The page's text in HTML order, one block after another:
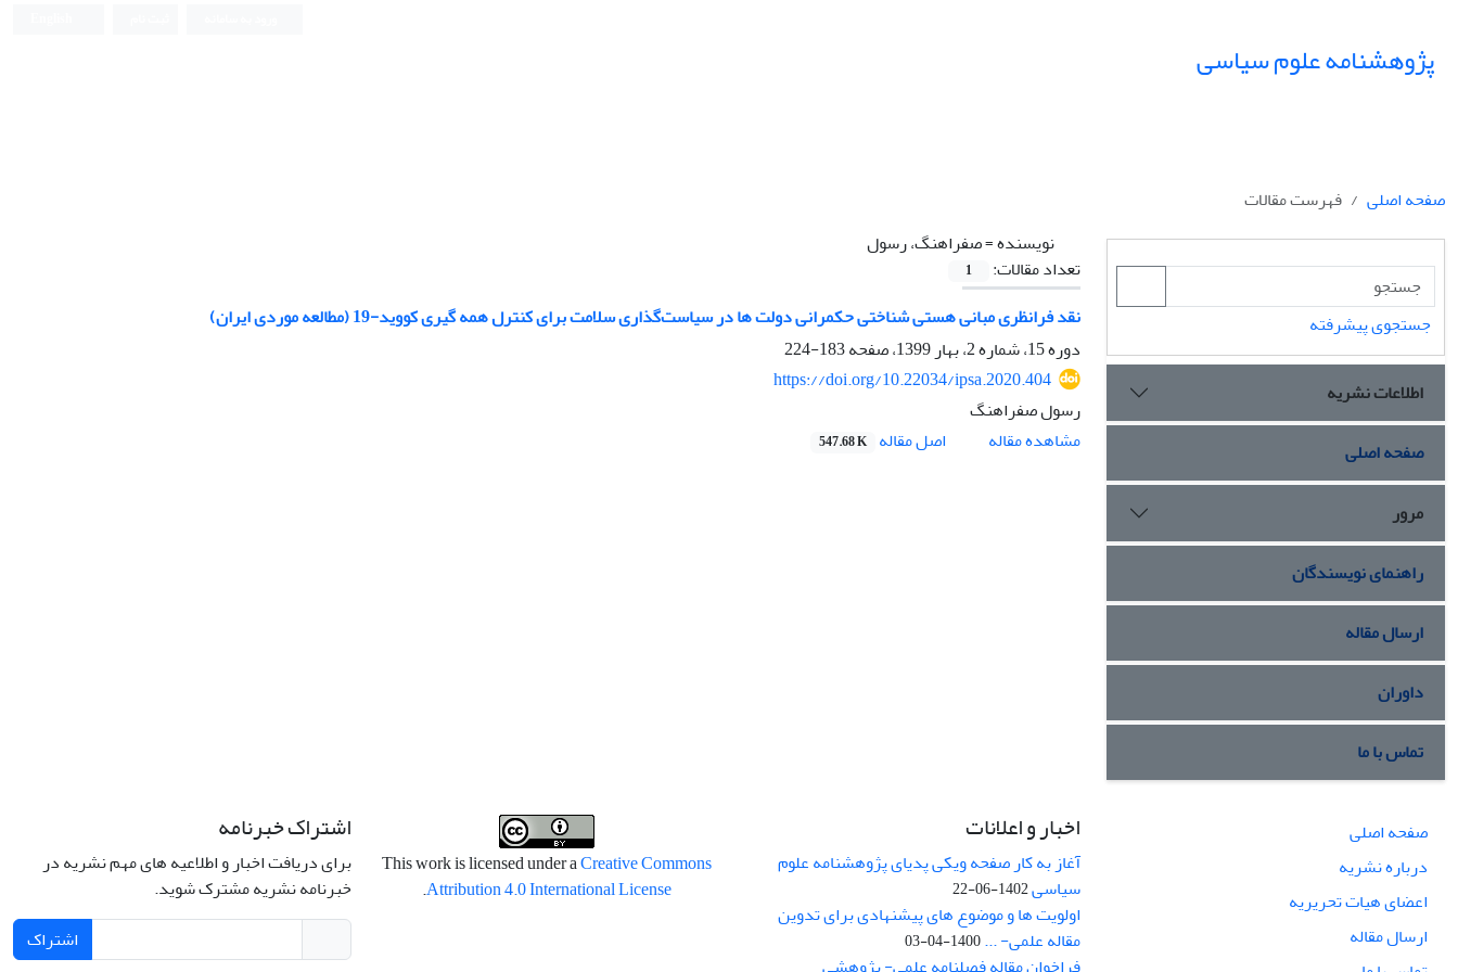
پژوهشنامه علوم سیاسی
صفحه اصلی
فهرست مقالات
نویسنده =صفراهنگ، رسول
تعداد مقالات:
1
نقد فرانظری مبانی هستی شناختی حکمرانی دولت ها در سیاست‌گذاری سلامت برای کنترل همه گیری کووید-19 (مطالعه موردی ایران)
دوره 15، شماره 2، بهار 1399، صفحه
183-224
https://doi.org/10.22034/ipsa.2020.404
رسول صفراهنگ
مشاهده مقاله
اصل مقاله 547.68 K
جستجوی پیشرفته
اطلاعات نشریه
صفحه اصلی
مرور
راهنمای نویسندگان
ارسال مقاله
داوران
تماس با ما
صفحه اصلی
درباره نشریه
اعضای هیات تحریریه
ارسال مقاله
اخبار و اعلانات
آغاز به کار صفحه ویکی پدیای پژوهشنامه علوم
سیاسی1402-06-22
اولویت ها و موضوع های پیشنهادی برای تدوین
مقاله علمی- ...1400-04-03
This work is licensed under aCreative Commons
Attribution 4.0 International License
.
اشتراک خبرنامه
برای دریافت اخبار و اطلاعیه های مهم نشریه در
خبرنامه نشریه مشترک شوید.
اشتراک